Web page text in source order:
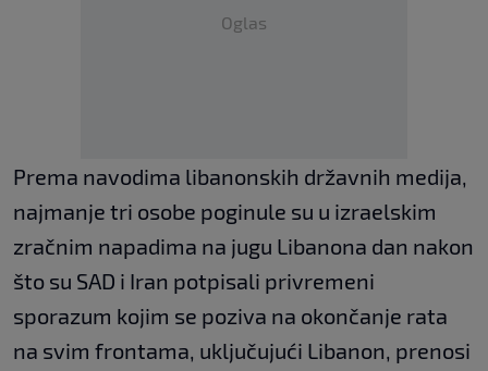
Oglas
Prema navodima libanonskih državnih medija,
najmanje tri osobe poginule su u izraelskim
zračnim napadima na jugu Libanona dan nakon
što su SAD i Iran potpisali privremeni
sporazum kojim se poziva na okončanje rata
na svim frontama, uključujući Libanon, prenosi